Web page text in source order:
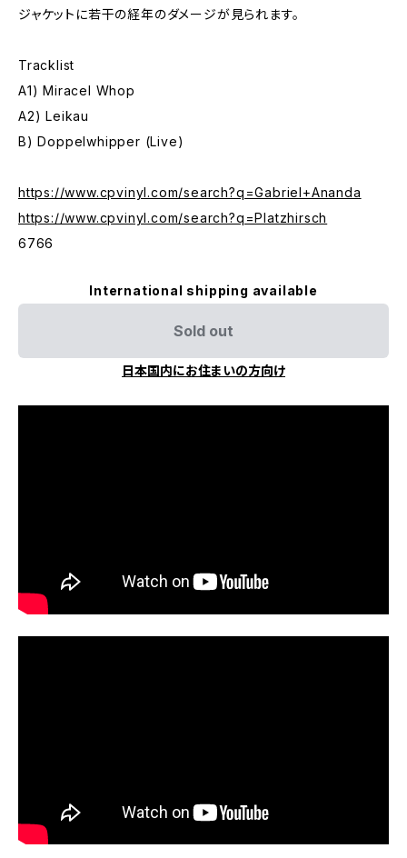
ジャケットに若干の経年のダメージが見られます。
Tracklist
A1) Miracel Whop
A2) Leikau
B) Doppelwhipper (Live)
https://www.cpvinyl.com/search?q=Gabriel+Ananda
https://www.cpvinyl.com/search?q=Platzhirsch
6766
International shipping available
Sold out
日本国内にお住まいの方向け